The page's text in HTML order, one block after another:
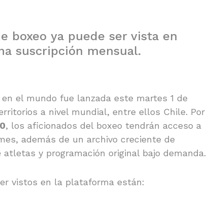
boxeo ya puede ser vista en
suscripción mensual.
el mundo fue lanzada este martes 1 de
a nivel mundial, entre ellos Chile. Por
, los aficionados del boxeo tendrán acceso a
además de un archivo creciente de
y programación original bajo demanda.
vistos en la plataforma están: